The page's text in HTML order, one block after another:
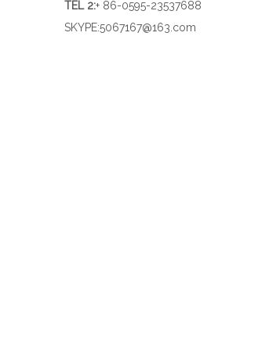
TEL 2:+ 86-0595-23537688
SKYPE:5067167@163.com